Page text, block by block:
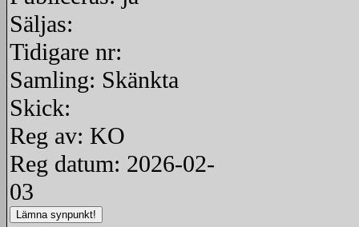
Säljas:
Tidigare nr:
Samling: Skänkta
Skick:
Reg av: KO
Reg datum: 2026-02-
03